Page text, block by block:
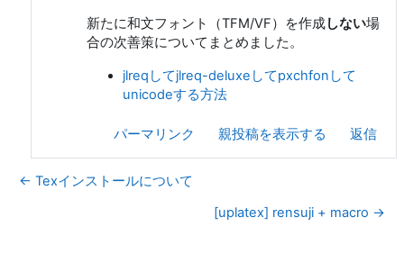
新たに和文フォント（TFM/VF）を作成しない場
合の次善策についてまとめました。
jlreqしてjlreq-deluxeしてpxchfonして
unicodeする方法
パーマリンク 親投稿を表示する 返信
← Texインストールについて
[uplatex] rensuji + macro →